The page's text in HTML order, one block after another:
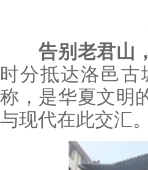
告别老君山
时分抵达洛邑
称，是华夏文明
与现代在此交汇。